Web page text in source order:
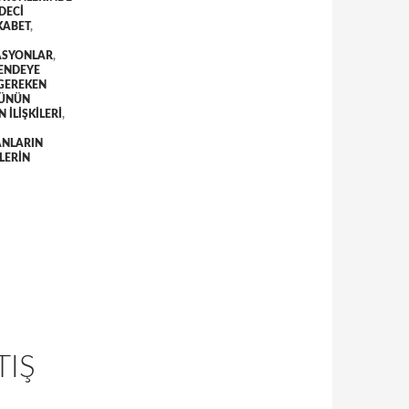
,
,
ILIŞKILERI ,